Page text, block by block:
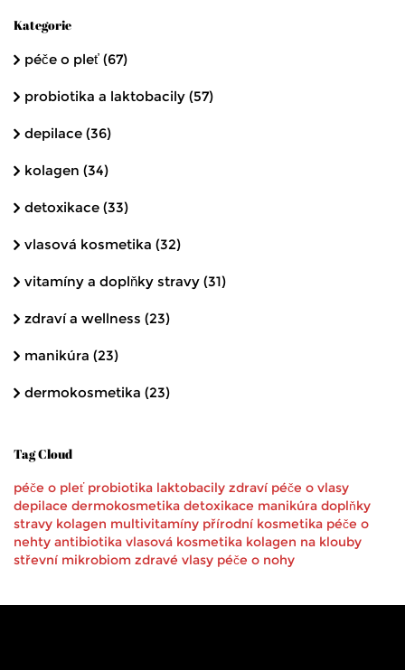
Kategorie
péče o pleť (67)
probiotika a laktobacily (57)
depilace (36)
kolagen (34)
detoxikace (33)
vlasová kosmetika (32)
vitamíny a doplňky stravy (31)
zdraví a wellness (23)
manikúra (23)
dermokosmetika (23)
Tag Cloud
péče o pleť probiotika laktobacily zdraví péče o vlasy
depilace dermokosmetika detoxikace manikúra doplňky
stravy kolagen multivitamíny přírodní kosmetika péče o
nehty antibiotika vlasová kosmetika kolagen na klouby
střevní mikrobiom zdravé vlasy péče o nohy